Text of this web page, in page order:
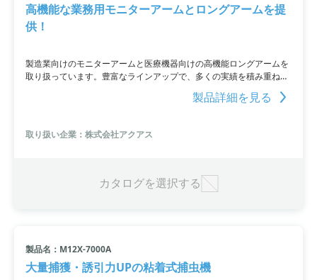
高機能な業務用モニターアームとロングアームを提
供！
製造業向けのモニターアームと医療機器向けの高機能ロングアームを
取り扱っています。豊富なラインアップで、多くの実績を積み重ねて
きました。自由度の高い可動域や工場内でのフル活用など、様々な用
途に応じた提案が可能です。また、ACELUXEロングアームはヒンジメ
く活躍しています。ロックやネジ止め不要のフリーストップ機構が特
徴です。
製品詳細を見る
取り扱い企業：株式会社アクアス
カタログを選択する
製品名：M12X-7000A
大量捕獲・誘引力UPの粘着式捕虫機